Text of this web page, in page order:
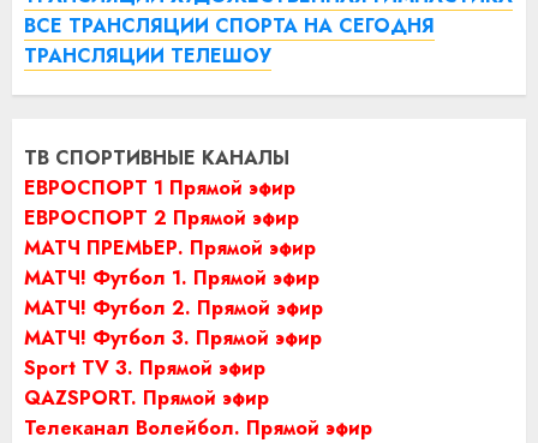
ВСЕ ТРАНСЛЯЦИИ СПОРТА НА СЕГОДНЯ
ТРАНСЛЯЦИИ ТЕЛЕШОУ
ТВ СПОРТИВНЫЕ КАНАЛЫ
ЕВРОСПОРТ 1 Прямой эфир
ЕВРОСПОРТ 2 Прямой эфир
МАТЧ ПРЕМЬЕР. Прямой эфир
МАТЧ! Футбол 1. Прямой эфир
МАТЧ! Футбол 2. Прямой эфир
МАТЧ! Футбол 3. Прямой эфир
Sport TV 3. Прямой эфир
QAZSPORT. Прямой эфир
Телеканал Волейбол. Прямой эфир